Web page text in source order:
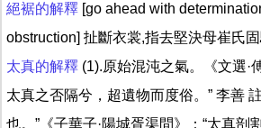
絕裾的解釋 [go ahead with
obstruction] 扯斷衣裳,指去堅決母崔氏
太真的解釋 (1).原始混沌之氣。《文選·
太真之否隔兮，超遺物而度俗。” 李善
也。”《子華子·陽城胥渠問》：“太真剖